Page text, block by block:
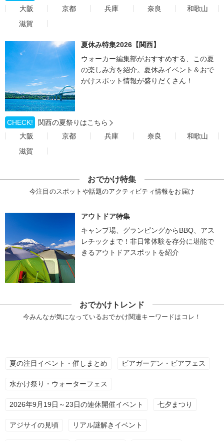
大阪
京都 兵庫 奈良
和歌山
滋賀
夏休み特集2026【関西】
ウォーカー編集部がおすすめする、この夏
の楽しみ方を紹介。夏休みイベント＆おで
かけスポット情報が盛りだくさん！
CHECK!
関西の夏祭りはこちら
大阪
京都 兵庫 奈良
和歌山
滋賀
おでかけ特集
今注目のスポットや話題のアクティビティ情報をお届け
アウトドア特集
キャンプ場、グランピングからBBQ、アス
レチックまで！非日常体験を存分に堪能で
きるアウトドアスポットを紹介
おでかけトレンド
今みんなが気になっているおでかけ関連キーワードはコレ！
夏の注目イベント・催しまとめ ビアガーデン・ビアフェス
水かけ祭り・ウォーターフェス
2026年9月19日～23日の連休開催イベント 七夕まつり
アジサイの見頃 リアル謎解きイベント